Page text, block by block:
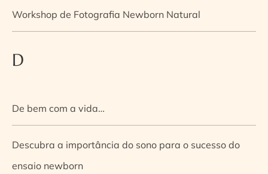
Workshop de Fotografia Newborn Natural
D
De bem com a vida…
Descubra a importância do sono para o sucesso do
ensaio newborn